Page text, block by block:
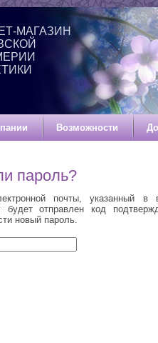
МАГАЗИН
Возможности
пароль?
почты, указанный в
отправлен код
новый пароль.